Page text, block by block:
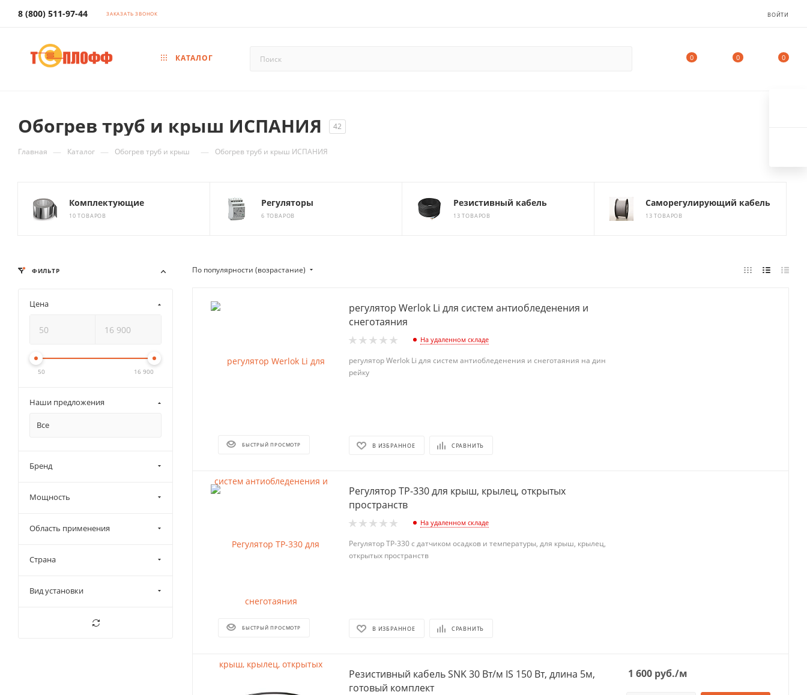
8 (800) 511-97-44 ЗАКАЗАТЬ ЗВОНОК ВОЙТИ
КАТАЛОГ 0 0 0
Обогрев труб и крыш ИСПАНИЯ 42
Главная — Каталог — Обогрев труб и крыш — Обогрев труб и крыш ИСПАНИЯ
Комплектующие
10 ТОВАРОВ
Регуляторы
6 ТОВАРОВ
Резистивный кабель
13 ТОВАРОВ
Саморегулирующий кабель
13 ТОВАРОВ
По популярности (возрастание)
БЫСТРЫЙ ПРОСМОТР
регулятор Werlok Li для систем антиобледенения и
снеготаяния
На удаленном складе
регулятор Werlok Li для систем антиобледенения и снеготаяния на дин
рейку
В ИЗБРАННОЕ СРАВНИТЬ
БЫСТРЫЙ ПРОСМОТР
Регулятор TP-330 для крыш, крылец, открытых
пространств
На удаленном складе
Регулятор TP-330 с датчиком осадков и температуры, для крыш, крылец,
открытых пространств
В ИЗБРАННОЕ СРАВНИТЬ
Резистивный кабель SNK 30 Вт/м IS 150 Вт, длина 5м,
готовый комплект
1 600 руб./м
ФИЛЬТР
Цена
50 16 900
Наши предложения
Все
Бренд
Мощность
Область применения
Страна
Вид установки